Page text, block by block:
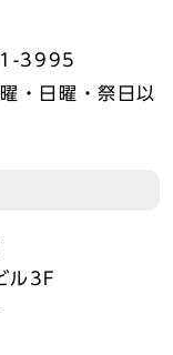
3995
・日曜・祭日以
ル3F